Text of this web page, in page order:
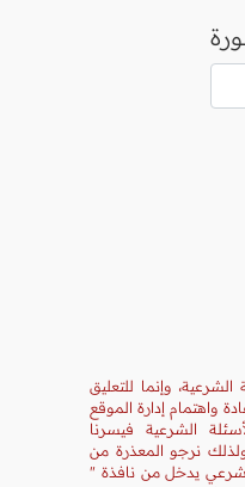
وإنما للتعليق
واهتمام إدارة الموقع
الشرعية فيسرنا
نرجو المعذرة من
شرعي يدخل من نافذة "